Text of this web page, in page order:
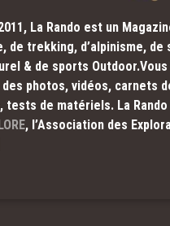
La Rando est un
de trekking, d’alpinisme, de
& de sports Outdoor.Vous
photos, vidéos, carnets
tests de matériels. La Rando
, l’Association des